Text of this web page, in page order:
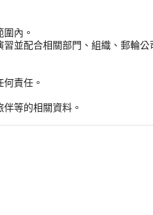
內。
並配合相關部門、組織、郵輪
責任。
等的相關資料。